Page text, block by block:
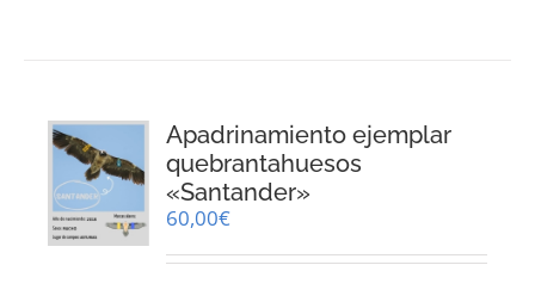
Apadrinamiento ejemplar
quebrantahuesos
«Santander»
60,00€